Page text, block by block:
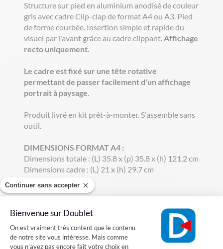
Continuer sans accepter
Bienvenue sur Doublet
Plateforme de Gestion du
On est vraiment très content que le contenu
de notre site vous intéresse. Mais comme
vous n'avez pas encore fait votre choix en
Structure sur pied en aluminium anodisé de couleur
gris avec cadre Clip-clap de format A4 ou A3. Pied
de forme courbée. Insertion simple et rapide du
visuel par l'avant grâce au cadre clippant.Affichage
recto uniquement.
Le cadre est fixé sur une tête rotative
permettant de passer facilement d'un affichage
portrait à paysage.
Produit livré en kit prêt-à-monter. S'assemble sans
outil.
DIMENSIONS FORMAT A4 :
Dimensions totale : (L) 35.8 x (p) 35.8 x (h) 121.2 cm
Dimensions cadre : (L) 21 x (h) 29.7 cm
Dimensions totale : (L) 35.8 x (p) 35.8 x (h) 126.2 cm
Dimensions cadre : (L) 29.7 x (h) 42 cm
Poids : 4.5 Kg